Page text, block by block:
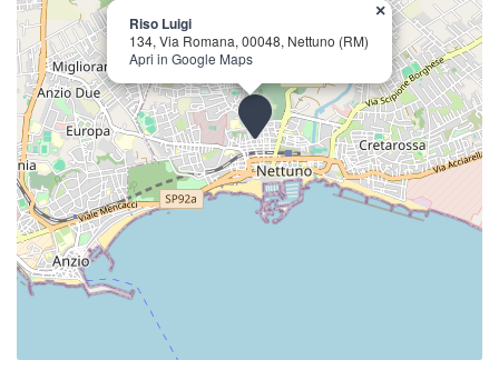
Riso Luigi
134, Via Romana, 00048, Nettuno (RM)
Apri in Google Maps
×